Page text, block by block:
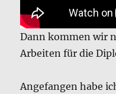
Dann kommen wir
Arbeiten für die
Angefangen habe